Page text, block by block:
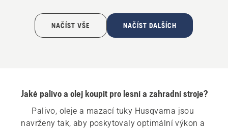
NAČÍST VŠE NAČÍST DALŠÍCH
Jaké palivo a olej koupit pro lesní a zahradní stroje?
Palivo, oleje a mazací tuky Husqvarna jsou
navrženy tak, aby poskytovaly optimální výkon a